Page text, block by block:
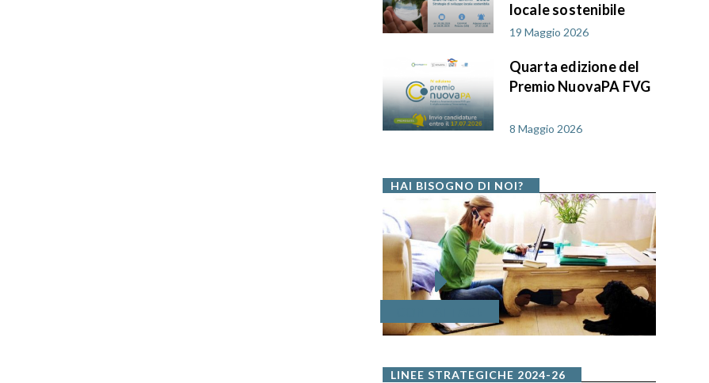
locale sostenibile
19 Maggio 2026
Quarta edizione del
Premio NuovaPA FVG
8 Maggio 2026
HAI BISOGNO DI NOI?
LINEE STRATEGICHE 2024-26